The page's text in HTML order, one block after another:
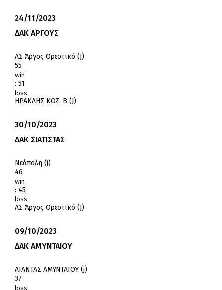
24/11/2023
ΔΑΚ ΑΡΓΟΥΣ
ΑΣ Άργος Ορεστικό (J)
55
win
: 51
loss
ΗΡΑΚΛΗΣ ΚΟΖ. Β (J)
30/10/2023
ΔΑΚ ΣΙΑΤΙΣΤΑΣ
Νεάπολη (j)
46
win
: 45
loss
ΑΣ Άργος Ορεστικό (J)
09/10/2023
ΔΑΚ ΑΜΥΝΤΑΙΟΥ
ΑΙΑΝΤΑΣ ΑΜΥΝΤΑΙΟΥ (j)
37
loss